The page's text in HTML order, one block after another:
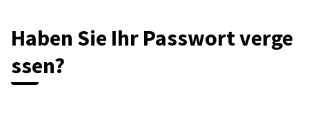
Haben Sie Ihr Passwort verge
ssen?